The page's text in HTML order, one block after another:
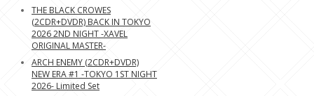
THE BLACK CROWES
(2CDR+DVDR) BACK IN TOKYO
2026 2ND NIGHT -XAVEL
ORIGINAL MASTER-
ARCH ENEMY (2CDR+DVDR)
NEW ERA #1 -TOKYO 1ST NIGHT
2026- Limited Set